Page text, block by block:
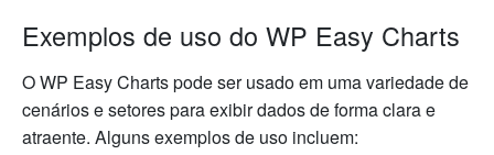
Exemplos de uso do WP Easy Charts
O WP Easy Charts pode ser usado em uma variedade de
cenários e setores para exibir dados de forma clara e
atraente. Alguns exemplos de uso incluem: